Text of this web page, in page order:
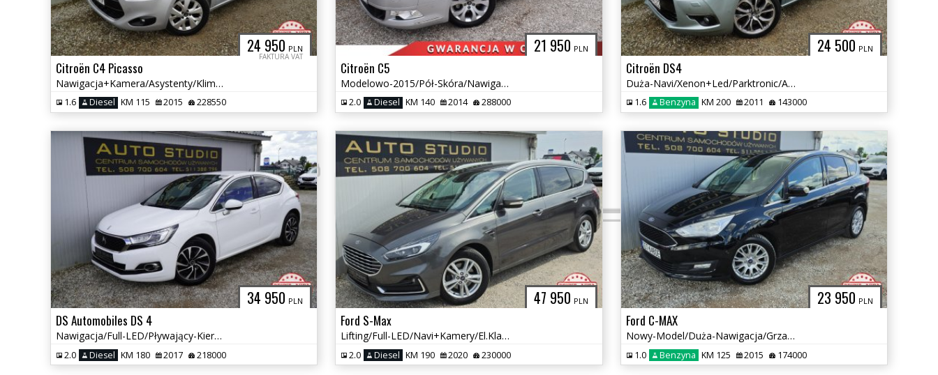
24 950 PLN
FAKTURA VAT
Citroën C4 Picasso
Nawigacja+Kamera/Asystenty/Klimatronic/Automat/Tempomat/Multifunkcja
1.6 Diesel KM 115 2015 228550
21 950 PLN
Citroën C5
Modelowo-2015/Pół-Skóra/Nawigacja/Klimatroinic/Tempomat/Multifunkcja
2.0 Diesel KM 140 2014 288000
24 500 PLN
Citroën DS4
Duża-Navi/Xenon+Led/Parktronic/Asystent-Pasa/Hi-fi-Denon/Skóra+Masaż
1.6 Benzyna KM 200 2011 143000
34 950 PLN
DS Automobiles DS 4
Nawigacja/Full-LED/Pływający-Kierunek/Pół-Skóra/Tempomat/Bogaty
2.0 Diesel KM 180 2017 218000
47 950 PLN
Ford S-Max
Lifting/Full-LED/Navi+Kamery/El.Klapa/Asystenty/Tempomat/2xKoła
2.0 Diesel KM 190 2020 230000
23 950 PLN
Ford C-MAX
Nowy-Model/Duża-Nawigacja/Grzane-Fotele/Tempomat/Asystenty/Śliczny
1.0 Benzyna KM 125 2015 174000